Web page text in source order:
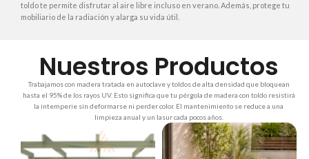
toldo te permite disfrutar al aire libre incluso en verano. Además, protege tu
mobiliario de la radiación y alarga su vida útil.
Nuestros Productos
Trabajamos con madera tratada en autoclave y toldos de alta densidad que bloquean
hasta el 95% de los rayos UV. Esto significa que tu pérgola de madera con toldo resistirá
la intemperie sin deformarse ni perder color. El mantenimiento se reduce a una
limpieza anual y un lasur cada pocos años.